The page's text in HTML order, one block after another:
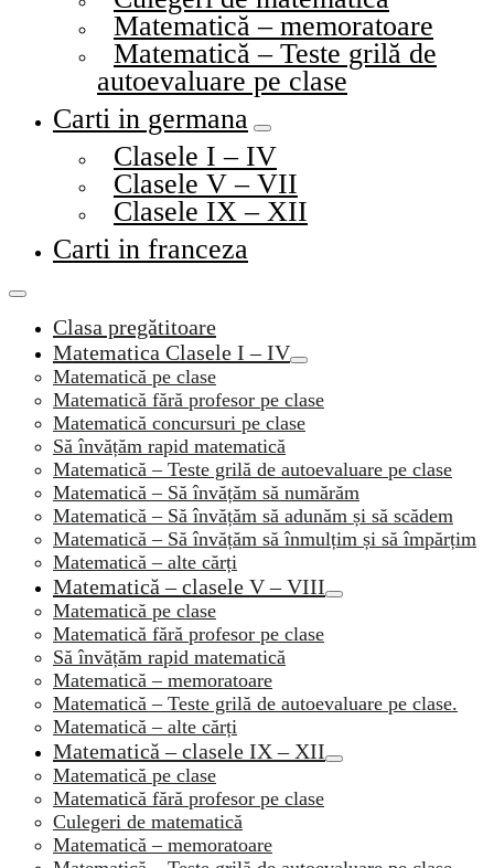
Matematică – memoratoare
Matematică – Teste grilă de
autoevaluare pe clase
Carti in germana
Clasele I – IV
Clasele V – VII
Clasele IX – XII
Carti in franceza
Clasa pregătitoare
Matematica Clasele I – IV
Matematică pe clase
Matematică fără profesor pe clase
Matematică concursuri pe clase
Să învățăm rapid matematică
Matematică – Teste grilă de autoevaluare pe clase
Matematică – Să învățăm să numărăm
Matematică – Să învățăm să adunăm și să scădem
Matematică – Să învățăm să înmulțim și să împărțim
Matematică – alte cărți
Matematică – clasele V – VIII
Matematică pe clase
Matematică fără profesor pe clase
Să învățăm rapid matematică
Matematică – memoratoare
Matematică – Teste grilă de autoevaluare pe clase.
Matematică – alte cărți
Matematică – clasele IX – XII
Matematică pe clase
Matematică fără profesor pe clase
Culegeri de matematică
Matematică – memoratoare